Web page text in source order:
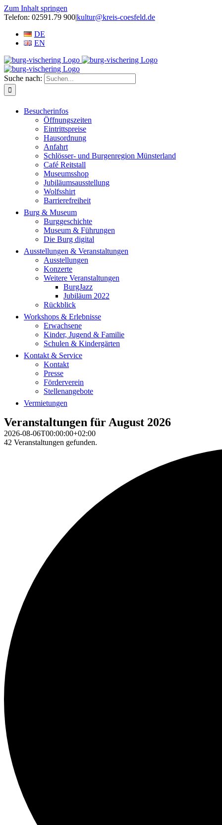
Zum Inhalt springen
Telefon: 02591.79 900|kultur@kreis-coesfeld.de
DE
EN
Suche nach:
Besucherinfos
Öffnungszeiten
Eintrittspreise
Hausordnung
Anfahrt
Schlösser- und Burgenregion Münsterland
Café Reitstall
Museumsshop
Jubiläumsausstellung
Wolfsshirt
Barrierefreiheit
Burg & Museum
Burggeschichte
Museum & Führungen
Die Burg digital
Ausstellungen & Veranstaltungen
Ausstellungen
Konzerte
Weitere Veranstaltungen
BurgJazz
Jubiläum 2022
Rückblick
Workshops & Erlebnisse
Erwachsene
Kinder, Jugend & Familie
Schulen & Kindergärten
Kontakt & Service
Kontakt
Presse
Förderverein
Stellenangebote
Vermietungen
Veranstaltungen für August 2026
2026-08-06T00:00:00+02:00
42 Veranstaltungen gefunden.